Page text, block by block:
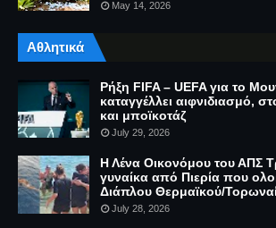
May 14, 2026
Αθλητικά
Ρήξη FIFA – UEFA για το
καταγγέλλει αιφνιδιασμό,
και μποϊκοτάζ
July 29, 2026
Η Λένα Οικονόμου του ΑΠΣ
γυναίκα από Πιερία που
Διάπλου Θερμαϊκού/
July 28, 2026